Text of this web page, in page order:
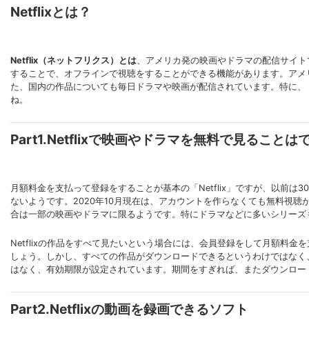
Netflixとは？
Netflix（ネットフリクス）とは、アメリカ発の映画やドラマの配信サイ
することで、オフラインで視聴をすることができる機能があります。ア
た、国内の作品についても毎日ドラマや映画が配信されています。特に
ね。
Part1.Netflixで映画やドラマを無料で見ることは
月額料金を支払って登録をすることが基本の「Netflix」ですが、以前は
ないようです。2020年10月現在は、アカウントを作らなくても無料視
合は一部の映画やドラマに限るようです。特にドラマなどに多いシリー
Netflixの作品をすべて見たいという場合には、会員登録をして月額料金
しょう。しかし、すべての作品がダウンロードできるというわけではな
はなく、有効期限が設定されています。期間をすぎれば、またダウンロ
Part2.Netflixの動画を録画できるソフト